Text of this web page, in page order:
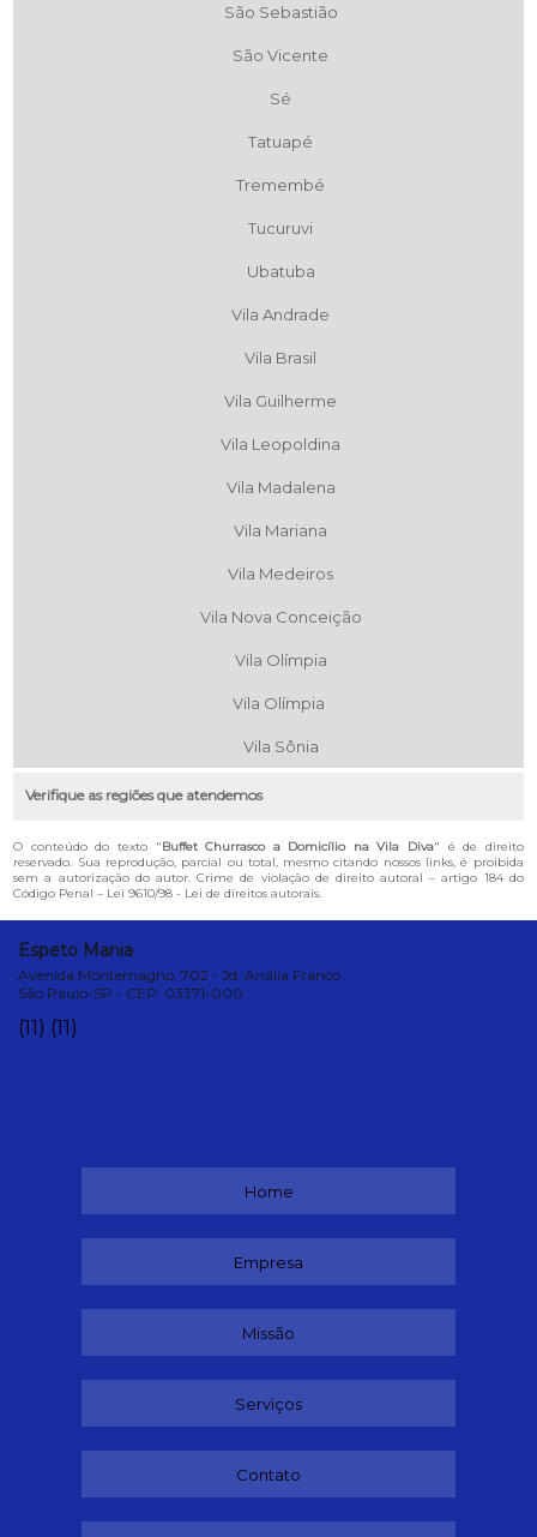
São Sebastião
São Vicente
Sé
Tatuapé
Tremembé
Tucuruvi
Ubatuba
Vila Andrade
Vila Brasil
Vila Guilherme
Vila Leopoldina
Vila Madalena
Vila Mariana
Vila Medeiros
Vila Nova Conceição
Vila Olímpia
Vila Olímpia
Vila Sônia
Verifique as regiões que atendemos
O conteúdo do texto "Buffet Churrasco a Domicílio na Vila Diva" é de direito
reservado. Sua reprodução, parcial ou total, mesmo citando nossos links, é proibida
sem a autorização do autor. Crime de violação de direito autoral – artigo 184 do
Código Penal – Lei 9610/98 - Lei de direitos autorais.
Espeto Mania
Avenida Montemagno, 702 - Jd. Anália Franco
São Paulo-SP - CEP: 03371-000
(11) (11)
Home
Empresa
Missão
Serviços
Contato